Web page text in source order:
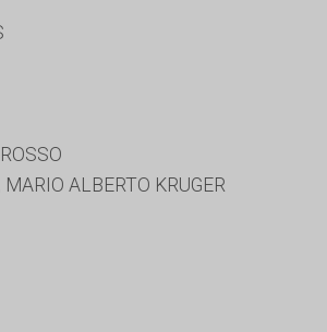
ALBERTO KRUGER